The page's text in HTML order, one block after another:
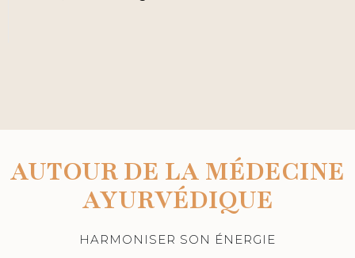
AUTOUR DE LA MÉDECINE
AYURVÉDIQUE
HARMONISER SON ÉNERGIE